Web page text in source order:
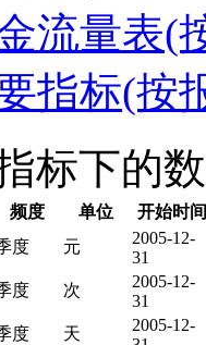
流量表(
指标(按
标下的
频度 单位
开始时间
度 元
2005-12-
31
度 次
2005-12-
31
度 天
2005-12-